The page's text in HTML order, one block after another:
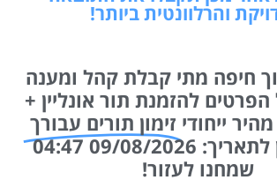
והרלוונטית ביותר!
חיפה מתי קבלת קהל ומענה
הפרטים להזמנת תור אונליין +
ייחודי זימון תורים עבורך
המידע נכון לתאריך: 09/08/2026 04:47
שמחנו לעזור!